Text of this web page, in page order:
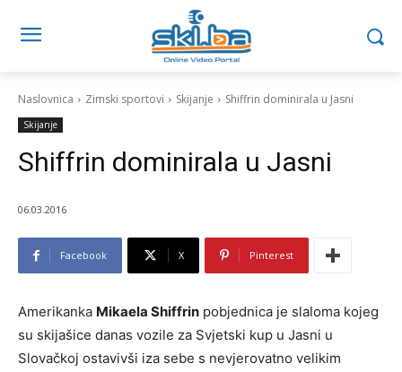
Naslovnica Zimski sportovi Skijanje Shiffrin dominirala u Jasni
Skijanje
Shiffrin dominirala u Jasni
06.03.2016
Facebook X Pinterest
Amerikanka Mikaela Shiffrin pobjednica je slaloma kojeg
su skijašice danas vozile za Svjetski kup u Jasni u
Slovačkoj ostavivši iza sebe s nevjerovatno velikim